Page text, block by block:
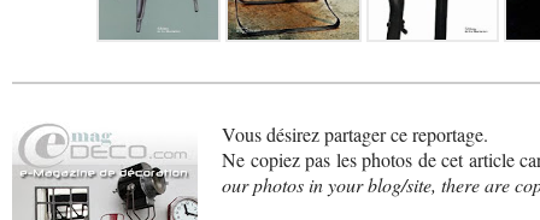
Vous désirez partager ce reportage.
Ne copiez pas les photos de cet article
our photos in your blog/site, there are